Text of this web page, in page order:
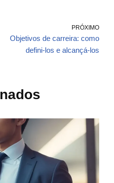
PRÓXIMO
Objetivos de carreira: como
defini-los e alcançá-los